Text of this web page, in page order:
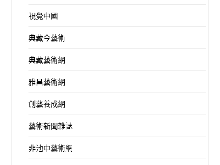
視覺中國
典藏今藝術
典藏藝術網
雅昌藝術網
創藝養成網
藝術新聞雜誌
非池中藝術網